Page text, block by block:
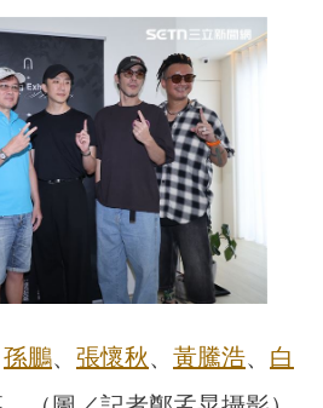
孫鵬、 張懷秋、 黃騰浩、 白